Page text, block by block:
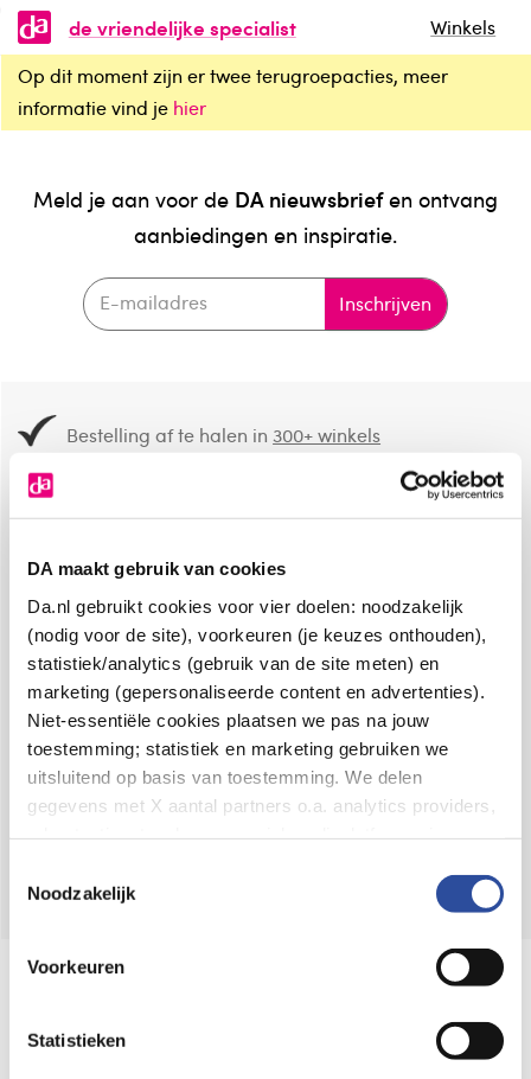
DA maakt gebruik van cookies
Da.nl gebruikt cookies voor vier doelen: noodzakelijk
(nodig voor de site), voorkeuren (je keuzes onthouden),
statistiek/analytics (gebruik van de site meten) en
marketing (gepersonaliseerde content en advertenties).
Niet-essentiële cookies plaatsen we pas na jouw
toestemming; statistiek en marketing gebruiken we
uitsluitend op basis van toestemming. We delen
gegevens met X aantal partners o.a. analytics providers,
en de bewaartermijnen per categorie. Je kunt je keuze op
gegevensverwerking staat in de
Privacyverklaring
Noodzakelijk
Voorkeuren
Statistieken
de vriendelijke specialist
Winkels
Op dit moment zijn er twee terugroepacties, meer
informatie vind je hier
Meld je aan voor de DA nieuwsbriefen ontvang
aanbiedingen en inspiratie.
Inschrijven
Bestelling af te halen in300+ winkels
8.6 uit4.106 reviews
Over DA
Klantenservice
Assortiment
VolgDAop:
Online aanbieder medicijnen
webshop mag verkopen.